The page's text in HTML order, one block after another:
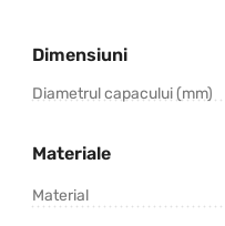
Dimensiuni
Diametrul capacului (mm)
Materiale
Material